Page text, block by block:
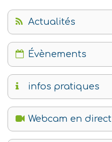
Actualités
Évènements
infos pratiques
Webcam en direct